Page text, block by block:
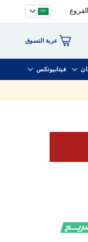
عربة التسوق
فيتابيوتكس